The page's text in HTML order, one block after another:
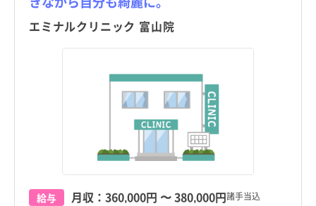
エミナルクリニック 富山院
給与 月収： 360,000円 〜380,000円諸手当込